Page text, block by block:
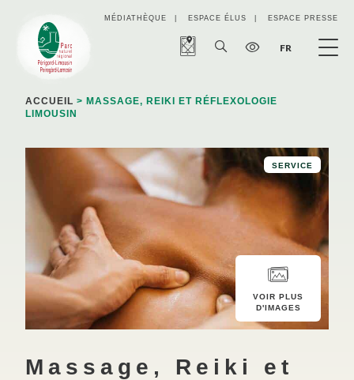
MÉDIATHÈQUE ESPACE ÉLUS ESPACE PRESSE
FR
ACCUEIL > MASSAGE, REIKI ET RÉFLEXOLOGIE
LIMOUSIN
SERVICE
VOIR PLUS
D'IMAGES
Massage, Reiki et